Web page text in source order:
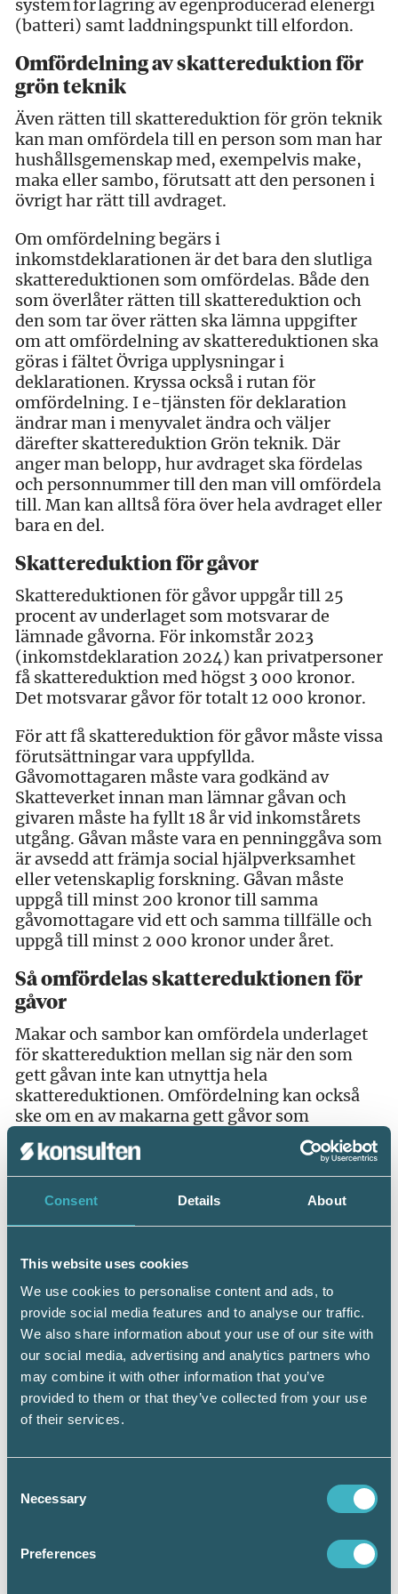
Consent Details About
This website uses cookies
We use cookies to personalise content and ads, to
provide social media features and to analyse our traffic.
We also share information about your use of our site with
our social media, advertising and analytics partners who
may combine it with other information that you’ve
provided to them or that they’ve collected from your use
of their services.
Selection
Necessary
Preferences
system för lagring av egenproducerad elenergi
(batteri) samt laddningspunkt till elfordon.
Omfördelning av skattereduktion för
grön teknik
Även rätten till skattereduktion för grön teknik
kan man omfördela till en person som man har
hushållsgemenskap med, exempelvis make,
maka eller sambo, förutsatt att den personen i
övrigt har rätt till avdraget.
Om omfördelning begärs i
inkomstdeklarationen är det bara den slutliga
skattereduktionen som omfördelas. Både den
som överlåter rätten till skattereduktion och
den som tar över rätten ska lämna uppgifter
om att omfördelning av skattereduktionen ska
göras i fältet Övriga upplysningar i
deklarationen. Kryssa också i rutan för
omfördelning. I e-tjänsten för deklaration
ändrar man i menyvalet ändra och väljer
därefter skattereduktion Grön teknik. Där
anger man belopp, hur avdraget ska fördelas
och personnummer till den man vill omfördela
till. Man kan alltså föra över hela avdraget eller
bara en del.
Skattereduktion för gåvor
Skattereduktionen för gåvor uppgår till 25
procent av underlaget som motsvarar de
lämnade gåvorna. För inkomstår 2023
(inkomstdeklaration 2024) kan privatpersoner
få skattereduktion med högst 3 000 kronor.
Det motsvarar gåvor för totalt 12 000 kronor.
För att få skattereduktion för gåvor måste vissa
förutsättningar vara uppfyllda.
Gåvomottagaren måste vara godkänd av
Skatteverket innan man lämnar gåvan och
givaren måste ha fyllt 18 år vid inkomstårets
utgång. Gåvan måste vara en penninggåva som
är avsedd att främja social hjälpverksamhet
eller vetenskaplig forskning. Gåvan måste
uppgå till minst 200 kronor till samma
gåvomottagare vid ett och samma tillfälle och
uppgå till minst 2 000 kronor under året.
Så omfördelas skattereduktionen för
gåvor
Makar och sambor kan omfördela underlaget
för skattereduktion mellan sig när den som
gett gåvan inte kan utnyttja hela
skattereduktionen. Omfördelning kan också
ske om en av makarna gett gåvor som
överstiger det skattereduktionsgrundande
beloppet medan den andre maken har
ytterligare utrymme, eller om en av makarna
inte kommer upp i det minsta
Förutsättningen för omfördelning är att det
sambor som tidigare varit gifta med varandra
eller som har gemensamma barn. Den person
som övertar ett skattereduktionsbelopp måste
uppfylla villkoren för skattereduktion.
Uppgifterna kan antingen ändras i
deklarationen eller i e-tjänsten för
deklaration.
Skattereduktion vid underskott av
Skattereduktionen uppgår till 30 procent om